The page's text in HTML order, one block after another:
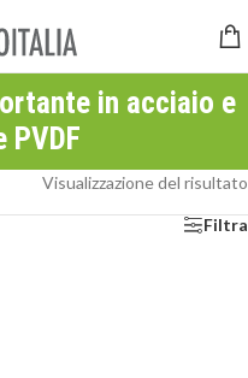
in acciaio e
PVDF
Visualizzazione del risultato
Filtra